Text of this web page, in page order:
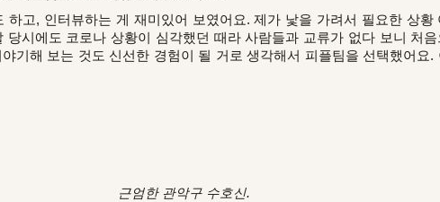
하고, 인터뷰하는 게 재미있어 보였어요. 제가 낯을 가려서 필요한 상황
당시에도 코로나 상황이 심각했던 때라 사람들과 교류가 없다 보니 처
기해 보는 것도 신선한 경험이 될 거로 생각해서 피플팀을 선택했어요.
근엄한 관악구 수호신.